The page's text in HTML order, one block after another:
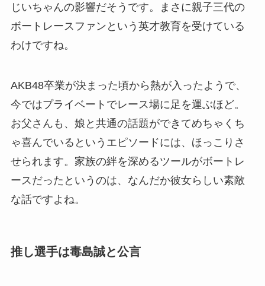
じいちゃんの影響だそうです。まさに親子三代の
ボートレースファンという英才教育を受けている
わけですね。
AKB48卒業が決まった頃から熱が入ったようで、
今ではプライベートでレース場に足を運ぶほど。
お父さんも、娘と共通の話題ができてめちゃくち
ゃ喜んでいるというエピソードには、ほっこりさ
せられます。家族の絆を深めるツールがボートレ
ースだったというのは、なんだか彼女らしい素敵
な話ですよね。
推し選手は毒島誠と公言